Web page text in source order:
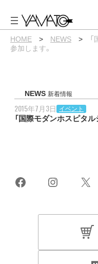
容
を
ス
キ
ッ
HOME > NEWS >
参加します。
NEWS 新着情報
2015年7月3日 イベント
「国際モダンホスピタル
FacebookInstagram
X